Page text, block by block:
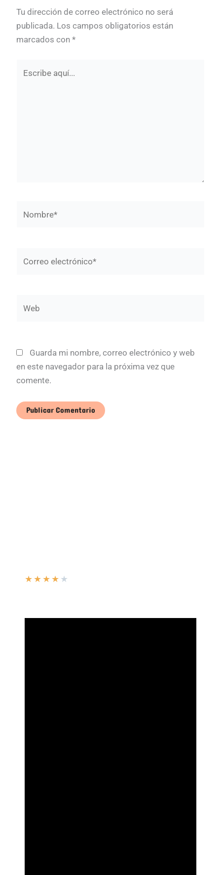
Tu dirección de correo electrónico no será
publicada. Los campos obligatorios están
marcados con*
aquí...
Guarda mi nombre, correo electrónico y web
en este navegador para la próxima vez que
comente.
★★★★ ★